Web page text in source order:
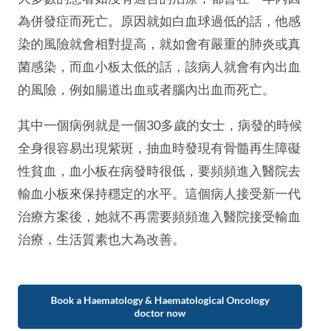
為併發症而死亡。原因就如白血球過低的話，他感
染的風險就會相對提高，就如會有嚴重的肺炎或真
菌感染，而血小板太低的話，該病人就會有內出血
的風險，例如腸道出血或者腦內出血而死亡。
其中一個病例就是一個30多歲的女士，病發的時候
全身很容易出現紫斑，抽血時發現有骨髓再生障礙
性貧血，血小板在病發時很低，要頻頻進入醫院去
輸血小板來保持穩定的水平。這個病人接受新一代
治療方案後，她就不再需要頻頻進入醫院接受輸血
治療，生活質素也大為改善。
Book a Haematology & Haematological Oncology
doctor now